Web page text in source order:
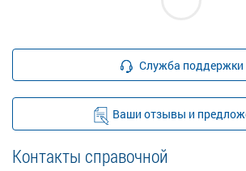
Служба поддержки
Ваши отзывы и
Контакты справочной